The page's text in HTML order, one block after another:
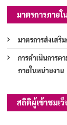
มาตรการภาย
มาตรการส่งเสริ
การดำเนินการต
ภายในหน่วยงาน
สถิติผู้เข้าชมเ